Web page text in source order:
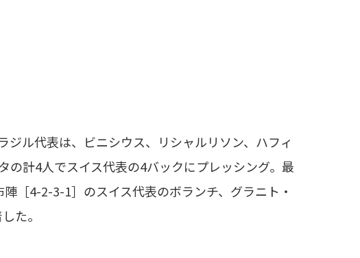
ル代表は、ビニシウス、リシャルリソン、ハフィ
の計4人でスイス代表の4バックにプレッシング。最
［4-2-3-1］のスイス代表のボランチ、グラニト・
た。